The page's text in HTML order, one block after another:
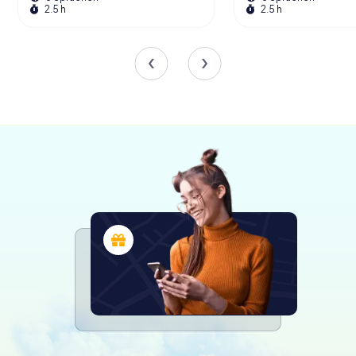
Kieswegen, die zum Haupteingang führen, bietet eine
ruhige Oase abseits der geschäftigen Stadt. Es ist der
perfekte Ort für einen gemütlichen Spaziergang oder
einen Moment der Besinnung inmitten der historischen
Die Lage des Palastes nahe dem nördlichen Ufer der
Vilaine verleiht ihm zusätzlichen Charme. Leicht erreichbar
von der Métro-Station République, ist er ein bequemer
Halt für alle, die die Stadt erkunden. Das umliegende
Viertel Thabor-Saint Hélier ist lebendig und bietet viele
Möglichkeiten, die lokale Kultur und Küche zu erleben.
2.5 h
2.5 h